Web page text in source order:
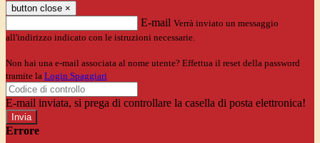
button close ×
E-mail Verrà inviato un messaggio
all'indirizzo indicato con le istruzioni necessarie.
Non hai una e-mail associata al nome utente? Effettua il reset della password
tramite la Login Spaggiari
E-mail inviata, si prega di controllare la casella di posta elettronica!
Errore